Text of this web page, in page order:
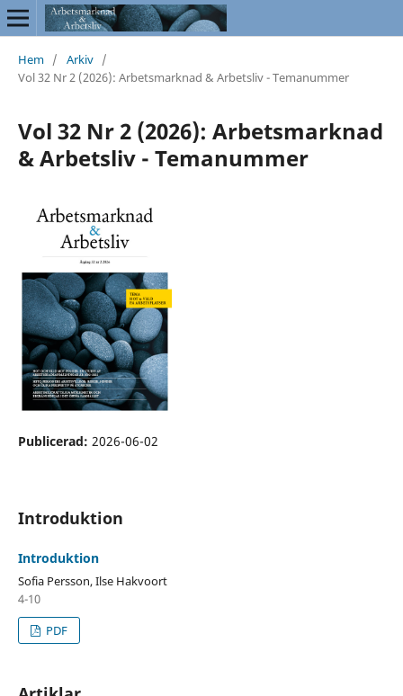
Hem / Arkiv /
Vol 32 Nr 2 (2026): Arbetsmarknad & Arbetsliv - Temanummer
Vol 32 Nr 2 (2026): Arbetsmarknad
& Arbetsliv - Temanummer
Publicerad: 2026-06-02
Introduktion
Introduktion
Sofia Persson, Ilse Hakvoort
4-10
PDF